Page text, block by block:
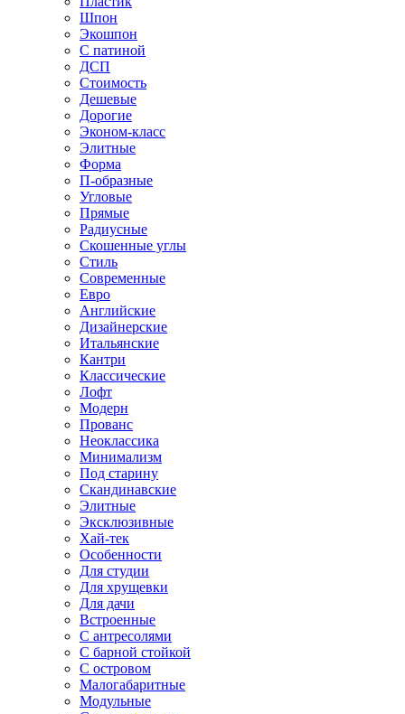
Шпон
Экошпон
С патиной
ДСП
Стоимость
Дешевые
Дорогие
Эконом-класс
Элитные
Форма
П-образные
Угловые
Прямые
Радиусные
Скошенные углы
Стиль
Современные
Евро
Английские
Дизайнерские
Итальянские
Кантри
Классические
Лофт
Модерн
Прованс
Неоклассика
Минимализм
Под старину
Скандинавские
Элитные
Эксклюзивные
Хай-тек
Особенности
Для студии
Для хрущевки
Для дачи
Встроенные
С антресолями
С барной стойкой
С островом
Малогабаритные
Модульные